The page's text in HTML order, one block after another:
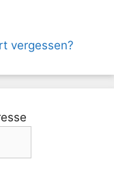
vergessen?